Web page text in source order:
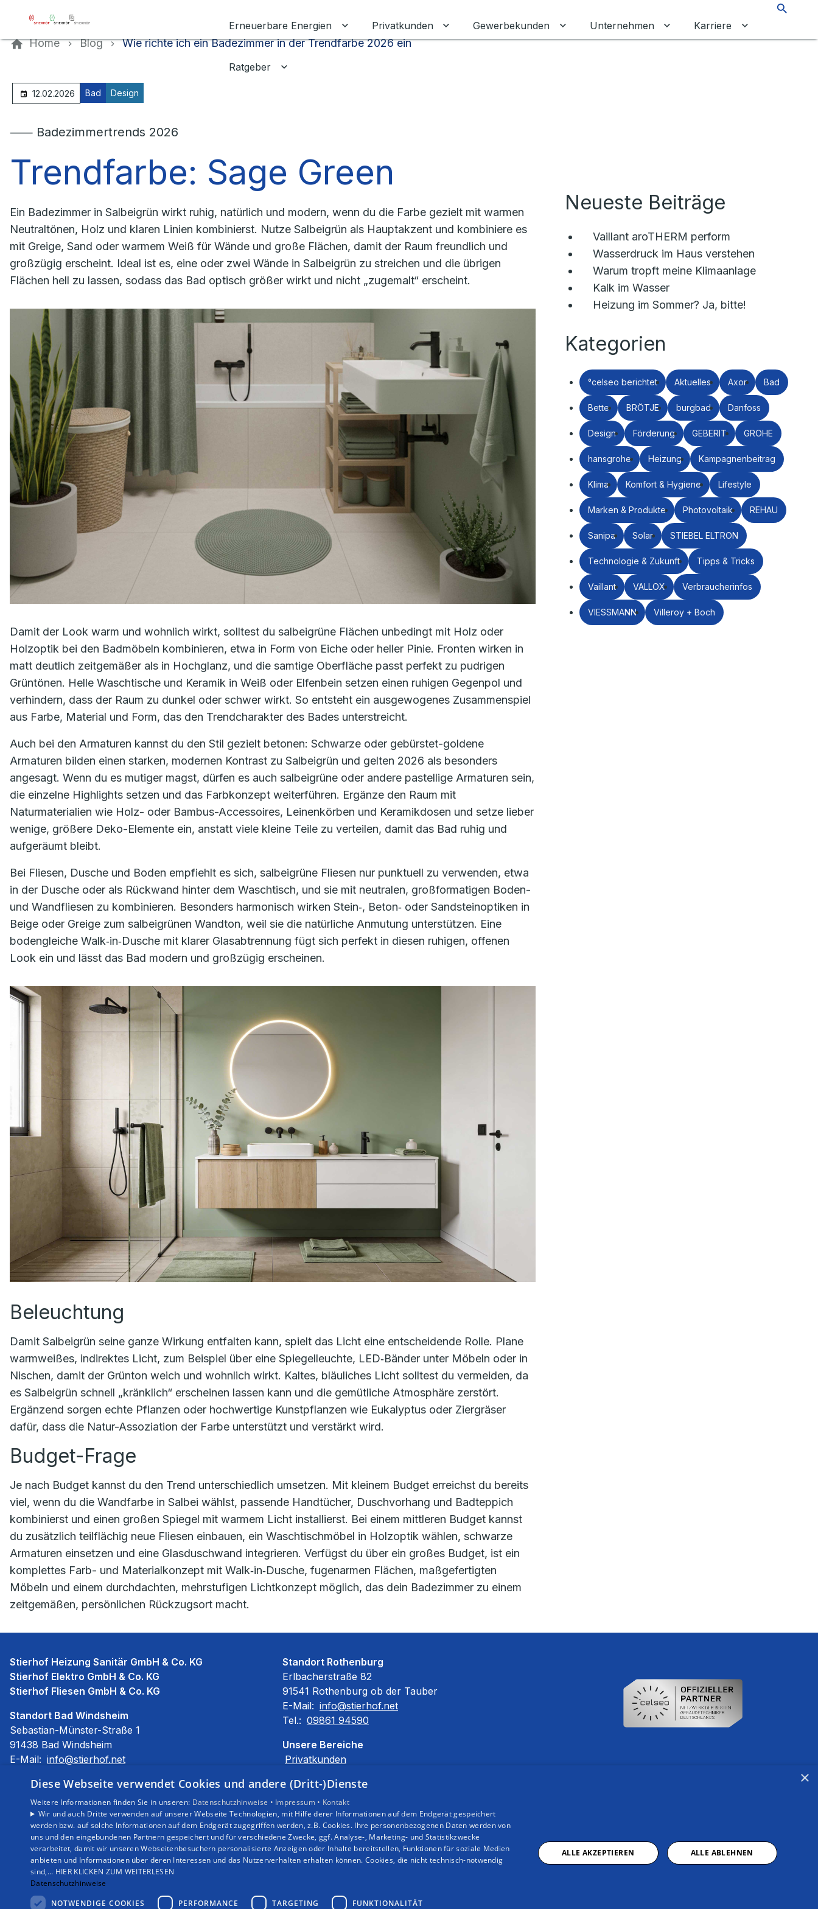
Erneuerbare Energien
Untermenü für Erneuerbare Energien umschalten
Privatkunden Untermenü für Privatkunden umschalten
Gewerbekunden Untermenü für Gewerbekunden umschalten
Unternehmen Untermenü für Unternehmen
Karriere Untermenü für
Ratgeber Untermenü für Ratgeber umschalten
Home Blog Wie richte ich ein Badezimmer in der Trendfarbe 2026 ein
12.02.2026 Bad Design
⸺ Badezimmertrends 2026
Trendfarbe: Sage Green
Ein Badezimmer in Salbeigrün wirkt ruhig, natürlich und modern, wenn du die Farbe gezielt mit warmen
Neutraltönen, Holz und klaren Linien kombinierst. Nutze Salbeigrün als Hauptakzent und kombiniere es
mit Greige, Sand oder warmem Weiß für Wände und große Flächen, damit der Raum freundlich und
großzügig erscheint. Ideal ist es, eine oder zwei Wände in Salbeigrün zu streichen und die übrigen
Flächen hell zu lassen, sodass das Bad optisch größer wirkt und nicht „zugemalt“ erscheint.
Damit der Look warm und wohnlich wirkt, solltest du salbeigrüne Flächen unbedingt mit Holz oder
Holzoptik bei den Badmöbeln kombinieren, etwa in Form von Eiche oder heller Pinie. Fronten wirken in
matt deutlich zeitgemäßer als in Hochglanz, und die samtige Oberfläche passt perfekt zu pudrigen
Grüntönen. Helle Waschtische und Keramik in Weiß oder Elfenbein setzen einen ruhigen Gegenpol und
verhindern, dass der Raum zu dunkel oder schwer wirkt. So entsteht ein ausgewogenes Zusammenspiel
aus Farbe, Material und Form, das den Trendcharakter des Bades unterstreicht.
Auch bei den Armaturen kannst du den Stil gezielt betonen: Schwarze oder gebürstet-goldene
Armaturen bilden einen starken, modernen Kontrast zu Salbeigrün und gelten 2026 als besonders
angesagt. Wenn du es mutiger magst, dürfen es auch salbeigrüne oder andere pastellige Armaturen sein,
die einzelne Highlights setzen und das Farbkonzept weiterführen. Ergänze den Raum mit
Naturmaterialien wie Holz- oder Bambus-Accessoires, Leinenkörben und Keramikdosen und setze lieber
wenige, größere Deko-Elemente ein, anstatt viele kleine Teile zu verteilen, damit das Bad ruhig und
aufgeräumt bleibt.
Bei Fliesen, Dusche und Boden empfiehlt es sich, salbeigrüne Fliesen nur punktuell zu verwenden, etwa
in der Dusche oder als Rückwand hinter dem Waschtisch, und sie mit neutralen, großformatigen Boden-
und Wandfliesen zu kombinieren. Besonders harmonisch wirken Stein‑, Beton‑ oder Sandsteinoptiken in
Beige oder Greige zum salbeigrünen Wandton, weil sie die natürliche Anmutung unterstützen. Eine
bodengleiche Walk‑in‑Dusche mit klarer Glasabtrennung fügt sich perfekt in diesen ruhigen, offenen
Look ein und lässt das Bad modern und großzügig erscheinen.
Beleuchtung
Damit Salbeigrün seine ganze Wirkung entfalten kann, spielt das Licht eine entscheidende Rolle. Plane
warmweißes, indirektes Licht, zum Beispiel über eine Spiegelleuchte, LED‑Bänder unter Möbeln oder in
Nischen, damit der Grünton weich und wohnlich wirkt. Kaltes, bläuliches Licht solltest du vermeiden, da
es Salbeigrün schnell „kränklich“ erscheinen lassen kann und die gemütliche Atmosphäre zerstört.
Ergänzend sorgen echte Pflanzen oder hochwertige Kunstpflanzen wie Eukalyptus oder Ziergräser
dafür, dass die Natur-Assoziation der Farbe unterstützt und verstärkt wird.
Budget-Frage
Je nach Budget kannst du den Trend unterschiedlich umsetzen. Mit kleinem Budget erreichst du bereits
viel, wenn du die Wandfarbe in Salbei wählst, passende Handtücher, Duschvorhang und Badteppich
kombinierst und einen großen Spiegel mit warmem Licht installierst. Bei einem mittleren Budget kannst
du zusätzlich teilflächig neue Fliesen einbauen, ein Waschtischmöbel in Holzoptik wählen, schwarze
Armaturen einsetzen und eine Glasduschwand integrieren. Verfügst du über ein großes Budget, ist ein
komplettes Farb- und Materialkonzept mit Walk‑in‑Dusche, fugenarmen Flächen, maßgefertigten
Möbeln und einem durchdachten, mehrstufigen Lichtkonzept möglich, das dein Badezimmer zu einem
zeitgemäßen, persönlichen Rückzugsort macht.
Neueste Beiträge
Vaillant aroTHERM perform
Wasserdruck im Haus verstehen
Warum tropft meine Klimaanlage
Kalk im Wasser
Heizung im Sommer? Ja, bitte!
Kategorien
°celseo berichtet Aktuelles Axor Bad
Bette BRÖTJE burgbad Danfoss
Design Förderung GEBERIT GROHE
hansgrohe Heizung Kampagnenbeitrag
Klima Komfort & Hygiene Lifestyle
Marken & Produkte Photovoltaik REHAU
Sanipa Solar STIEBEL ELTRON
Technologie & Zukunft Tipps & Tricks
Vaillant VALLOX Verbraucherinfos
VIESSMANN Villeroy + Boch
Stierhof Heizung Sanitär GmbH & Co. KG
Stierhof Elektro GmbH & Co. KG
Stierhof Fliesen GmbH & Co. KG
Standort Bad Windsheim
Sebastian-Münster-Straße 1
91438 Bad Windsheim
E-Mail: info@stierhof.net
Impressum
Barrierefreiheitserklärung
Datenschutzerklärung
AGB
Standort Rothenburg
Erlbacherstraße 82
91541 Rothenburg ob der Tauber
E-Mail: info@stierhof.net
Tel.: 09861 94590
Unsere Bereiche
Privatkunden
Karriere
Unternehmen
Kontakt
×
Diese Webseite verwendet Cookies und andere (Dritt-)Dienste
Weitere Informationen finden Sie in unseren: Datenschutzhinweise • Impressum • Kontakt
Wir und auch Dritte verwenden auf unserer Webseite Technologien, mit Hilfe derer Informationen auf dem Endgerät gespeichert
werden bzw. auf solche Informationen auf dem Endgerät zugegriffen werden, z.B. Cookies. Ihre personenbezogenen Daten werden von
uns und den eingebundenen Partnern gespeichert und für verschiedene Zwecke, ggf. Analyse-, Marketing- und Statistikzwecke
verarbeitet, damit wir unseren Webseitenbesuchern personalisierte Anzeigen oder Inhalte bereitstellen, Funktionen für soziale Medien
anbieten und Informationen über deren Interessen und das Nutzerverhalten erhalten können. Cookies, die nicht technisch-notwendig
sind,... HIER KLICKEN ZUM WEITERLESEN
Datenschutzhinweise
NOTWENDIGE COOKIES
PERFORMANCE TARGETING FUNKTIONALITÄT
ALLE AKZEPTIEREN ALLE ABLEHNEN